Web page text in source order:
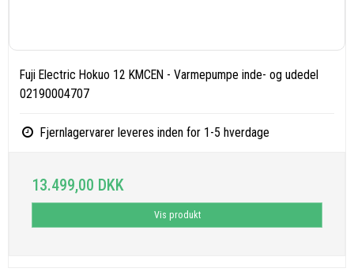
Fuji Electric Hokuo 12 KMCEN - Varmepumpe inde- og udedel
02190004707
Fjernlagervarer leveres inden for 1-5 hverdage
13.499,00 DKK
Vis produkt